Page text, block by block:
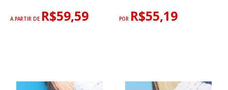
A PARTIR DE R$59,59 POR R$55,19